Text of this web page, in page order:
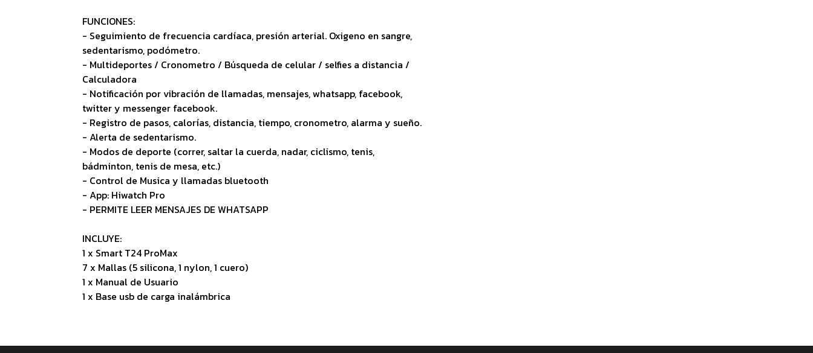
FUNCIONES:
- Seguimiento de frecuencia cardíaca, presión arterial. Oxigeno en sangre,
sedentarismo, podómetro.
- Multideportes / Cronometro / Búsqueda de celular / selfies a distancia /
Calculadora
- Notificación por vibración de llamadas, mensajes, whatsapp, facebook,
twitter y messenger facebook.
- Registro de pasos, calorías, distancia, tiempo, cronometro, alarma y sueño.
- Alerta de sedentarismo.
- Modos de deporte (correr, saltar la cuerda, nadar, ciclismo, tenis,
bádminton, tenis de mesa, etc.)
- Control de Musica y llamadas bluetooth
- App: Hiwatch Pro
- PERMITE LEER MENSAJES DE WHATSAPP
INCLUYE:
1 x Smart T24 ProMax
7 x Mallas (5 silicona, 1 nylon, 1 cuero)
1 x Manual de Usuario
1 x Base usb de carga inalámbrica